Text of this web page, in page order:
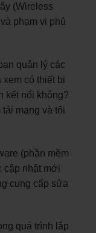
(Wireless
phạm vi phủ
quản lý các
xem có thiết bị
kết nối không?
mạng và tối
(phần mềm
cập nhật mới
cung cấp sửa
quá trình lắp